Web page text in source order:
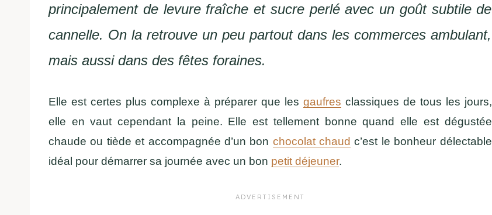
principalement de levure fraîche et sucre perlé avec un goût subtile de
cannelle. On la retrouve un peu partout dans les commerces ambulant,
mais aussi dans des fêtes foraines.
Elle est certes plus complexe à préparer que les gaufres classiques de tous les jours,
elle en vaut cependant la peine. Elle est tellement bonne quand elle est dégustée
chaude ou tiède et accompagnée d’un bon chocolat chaud c’est le bonheur délectable
idéal pour démarrer sa journée avec un bon petit déjeuner.